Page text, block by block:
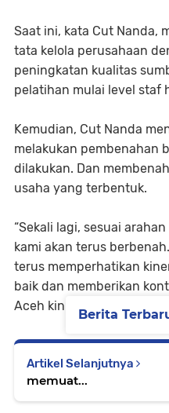
Saat ini, kata Cut Nanda,
tata kelola perusahaan
peningkatan kualitas
pelatihan mulai level staf
Kemudian, Cut Nanda
melakukan pembenahan
dilakukan. Dan
usaha yang terbentuk.
“Sekali lagi, sesuai
kami akan terus
terus memperhatikan
baik dan memberikan
Aceh kini dan masa
Artikel Selanjutnya
memuat...
Berita